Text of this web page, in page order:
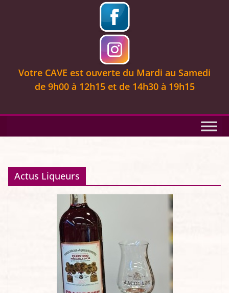
Votre CAVE est ouverte du Mardi au Samedi
de 9h00 à 12h15 et de 14h30 à 19h15
Actus Liqueurs